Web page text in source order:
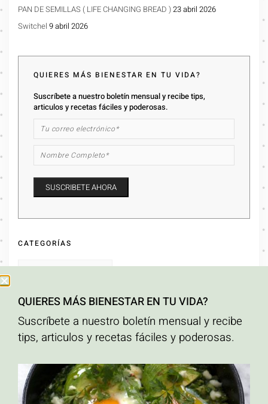
PAN DE SEMILLAS ( LIFE CHANGING BREAD )23 abril 2026
Switchel 9 abril 2026
QUIERES MÁS BIENESTAR EN TU VIDA?
Suscríbete a nuestro boletín mensual y recibe tips,
articulos y recetas fáciles y poderosas.
CATEGORÍAS
ARCHIVOS
ETIQUETAS
ahuyama Alto en proteína calabaza asada carrot cake crema hidratante para el
cuerpo hecha en casa Cripetas con caramelo crispetas desayuno Desayunos
QUIERES MÁS BIENESTAR EN TU VIDA?
Suscríbete a nuestro boletín mensual y recibe
tips, articulos y recetas fáciles y poderosas.